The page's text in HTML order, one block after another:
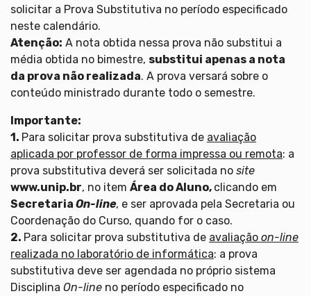
solicitar a Prova Substitutiva no período especificado
neste calendário.
Atenção: A nota obtida nessa prova não substitui a
média obtida no bimestre, substitui apenas a nota
da prova não realizada. A prova versará sobre o
conteúdo ministrado durante todo o semestre.
Importante:
1. Para solicitar prova substitutiva de avaliação
aplicada por professor de forma impressa ou remota: a
prova substitutiva deverá ser solicitada no site
www.unip.br, no item Área do Aluno, clicando em
Secretaria On-line, e ser aprovada pela Secretaria ou
Coordenação do Curso, quando for o caso.
2. Para solicitar prova substitutiva de avaliação on-line
realizada no laboratório de informática: a prova
substitutiva deve ser agendada no próprio sistema
Disciplina On-line no período especificado no